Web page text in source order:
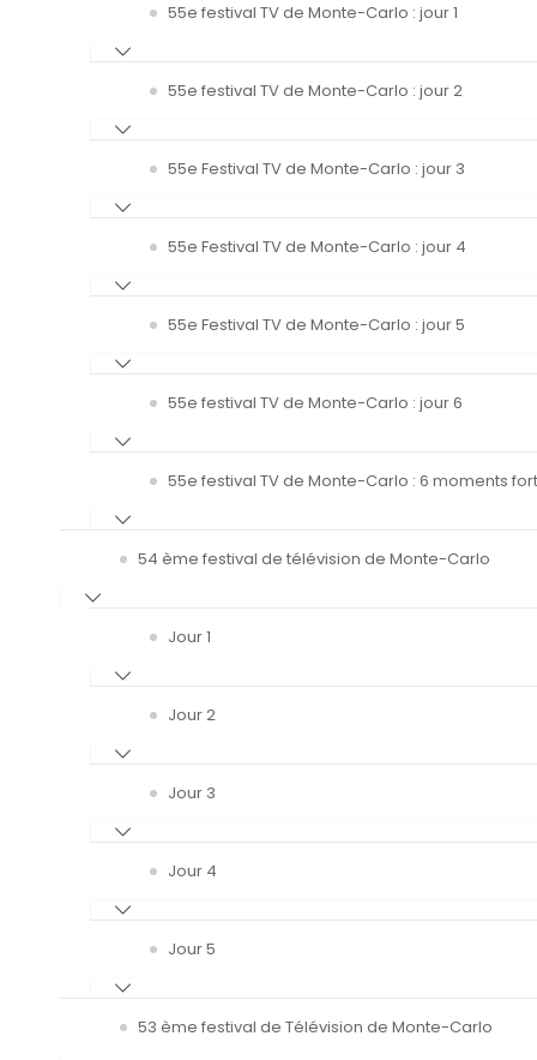
55e festival TV de Monte-Carlo : jour 1
55e festival TV de Monte-Carlo : jour 2
55e Festival TV de Monte-Carlo : jour 3
55e Festival TV de Monte-Carlo : jour 4
55e Festival TV de Monte-Carlo : jour 5
55e festival TV de Monte-Carlo : jour 6
55e festival TV de Monte-Carlo : 6 moments
54 ème festival de télévision de Monte-Carlo
Jour 1
Jour 2
Jour 3
Jour 4
Jour 5
53 ème festival de Télévision de Monte-Carlo